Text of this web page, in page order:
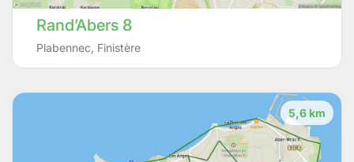
Rand’Abers 8
Plabennec Finistère
5,6 km